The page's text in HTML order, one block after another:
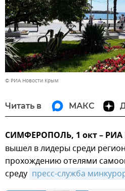
© РИА Новости Крым
Читать в МАКС
СИМФЕРОПОЛЬ, 1 окт –
вышел в лидеры среди
прохождению отелями
среду пресс-служба